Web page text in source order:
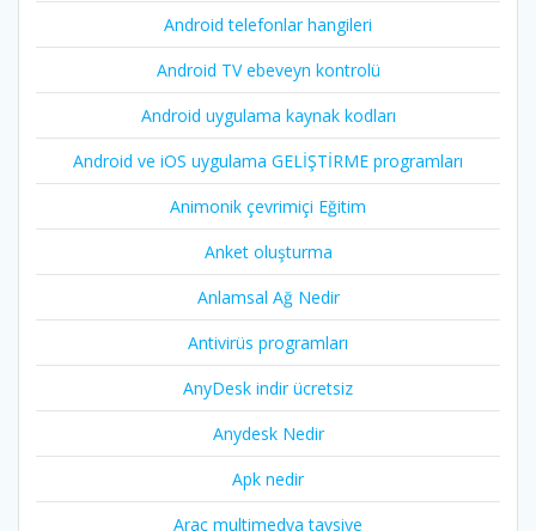
Android telefonlar hangileri
Android TV ebeveyn kontrolü
Android uygulama kaynak kodları
Android ve iOS uygulama GELİŞTİRME programları
Animonik çevrimiçi Eğitim
Anket oluşturma
Anlamsal Ağ Nedir
Antivirüs programları
AnyDesk indir ücretsiz
Anydesk Nedir
Apk nedir
Araç multimedya tavsiye